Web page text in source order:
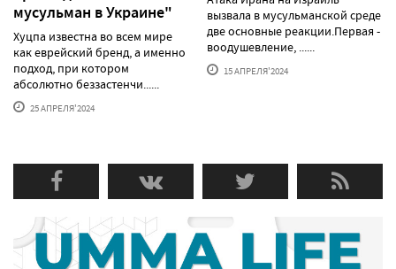
мусульман в Украине"
Хуцпа известна во всем мире
как еврейский бренд, а именно
подход, при котором
абсолютно беззастенчи......
25 АПРЕЛЯ'2024
вызвала в мусульманской среде
две основные реакции.Первая -
воодушевление, ......
15 АПРЕЛЯ'2024